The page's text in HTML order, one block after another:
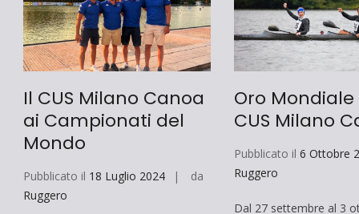
Il CUS Milano Canoa
ai Campionati del
Mondo
Pubblicato il 18 Luglio 2024
da
Ruggero
Oro Mondiale
CUS Milano
Pubblicato il 6 Ottobre
Ruggero
Dal 27 settembre al 3